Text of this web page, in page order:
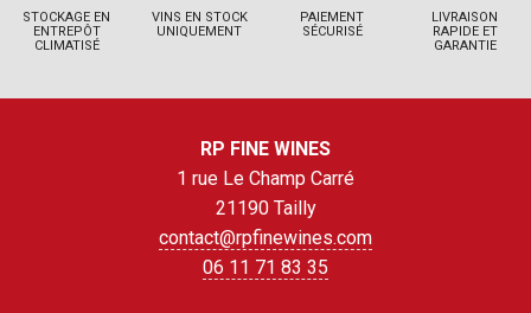
STOCKAGE EN
ENTREPÔT
CLIMATISÉ
VINS EN STOCK
UNIQUEMENT
PAIEMENT
SÉCURISÉ
LIVRAISON
RAPIDE ET
GARANTIE
RP FINE WINES
1 rue Le Champ Carré
21190 Tailly
contact@rpfinewines.com
06 11 71 83 35